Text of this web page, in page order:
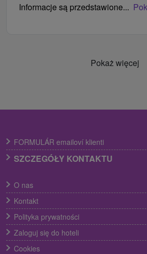
Informacje są przedstawione...
Pokaż więcej
FORMULÁR emailoví klienti
SZCZEGÓŁY KONTAKTU
O nas
Kontakt
Polityka prywatności
Zaloguj się do hoteli
Cookies